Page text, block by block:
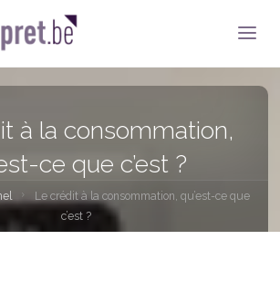
à la consommation,
ce que c’est ?
Le crédit à la consommation, qu’est-ce que
c’est ?